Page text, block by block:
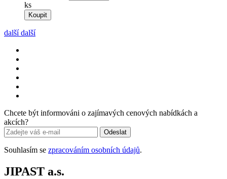
ks
Koupit
další další
Chcete být informováni o zajímavých cenových nabídkách a
akcích?
Odeslat
Souhlasím se zpracováním osobních údajů.
JIPAST a.s.